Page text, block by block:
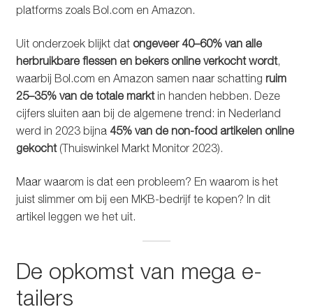
platforms zoals Bol.com en Amazon.
Uit onderzoek blijkt dat ongeveer 40–60% van alle
herbruikbare flessen en bekers online verkocht wordt,
waarbij Bol.com en Amazon samen naar schatting ruim
25–35% van de totale marktin handen hebben. Deze
cijfers sluiten aan bij de algemene trend: in Nederland
werd in 2023 bijna 45% van de non-food artikelen online
gekocht(Thuiswinkel Markt Monitor 2023).
Maar waarom is dat een probleem? En waarom is het
juist slimmer om bij een MKB-bedrijf te kopen? In dit
artikel leggen we het uit.
De opkomst van mega e-
tailers